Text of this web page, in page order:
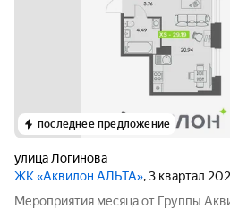
последнее предложение
улица Логинова
ЖК «Аквилон АЛЬТА», 3 квартал
Мероприятия месяца от Группы